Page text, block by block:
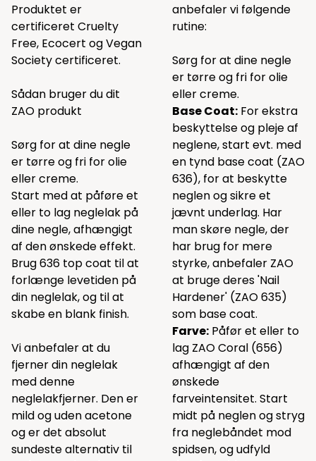
Produktet er
certificeret Cruelty
Free, Ecocert og Vegan
Society certificeret.
Sådan bruger du dit
ZAO produkt
Sørg for at dine negle
er tørre og fri for olie
eller creme.
Start med at påføre et
eller to lag neglelak på
dine negle, afhængigt
af den ønskede effekt.
Brug 636 top coat til at
forlænge levetiden på
din neglelak, og til at
skabe en blank finish.
Vi anbefaler at du
fjerner din neglelak
meddenne
neglelakfjerner. Den er
mild og uden acetone
og er det absolut
sundeste alternativ til
anbefaler vi følgende
rutine:
Sørg for at dine negle
er tørre og fri for olie
eller creme.
Base Coat: For ekstra
beskyttelse og pleje af
neglene, start evt. med
en tynd base coat (ZAO
636), for at beskytte
neglen og sikre et
jævnt underlag. Har
man skøre negle, der
har brug for mere
styrke, anbefaler ZAO
at bruge deres 'Nail
Hardener' (ZAO 635)
som base coat.
Farve: Påfør et eller to
lag ZAO Coral (656)
afhængigt af den
ønskede
farveintensitet. Start
midt på neglen og stryg
fra neglebåndet mod
spidsen, og udfyld